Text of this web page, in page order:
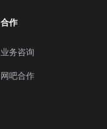
合作
业务咨询
网吧合作